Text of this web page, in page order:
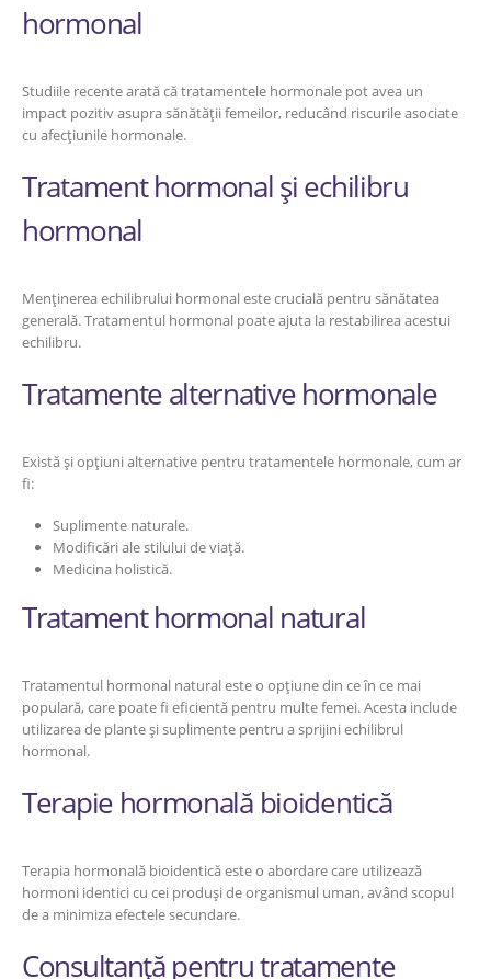
hormonal
Studiile recente arată că tratamentele hormonale pot avea un
impact pozitiv asupra sănătății femeilor, reducând riscurile asociate
cu afecțiunile hormonale.
Tratament hormonal și echilibru
hormonal
Menținerea echilibrului hormonal este crucială pentru sănătatea
generală. Tratamentul hormonal poate ajuta la restabilirea acestui
echilibru.
Tratamente alternative hormonale
Există și opțiuni alternative pentru tratamentele hormonale, cum ar
fi:
Suplimente naturale.
Modificări ale stilului de viață.
Medicina holistică.
Tratament hormonal natural
Tratamentul hormonal natural este o opțiune din ce în ce mai
populară, care poate fi eficientă pentru multe femei. Acesta include
utilizarea de plante și suplimente pentru a sprijini echilibrul
hormonal.
Terapie hormonală bioidentică
Terapia hormonală bioidentică este o abordare care utilizează
hormoni identici cu cei produși de organismul uman, având scopul
de a minimiza efectele secundare.
Consultanță pentru tratamente